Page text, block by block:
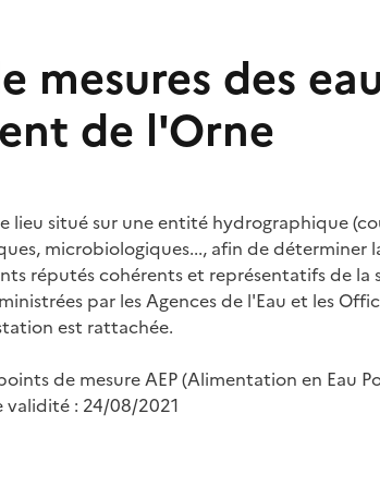
mesures des
de l'Orne
lieu situé sur une entité hydrographique
microbiologiques..., afin de
réputés cohérents et représentatifs de la
par les Agences de l'Eau et les
est rattachée.
de mesure AEP (Alimentation en Eau
validité : 24/08/2021